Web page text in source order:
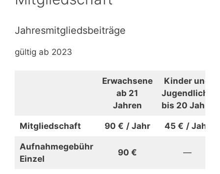
Jahresmitgliedsbeiträge
gültig ab 2023
Erwachsene
ab 21
Jahren
Kinder und
Jugendliche
bis 20 Jahre
Mitgliedschaft 90 € / Jahr 45 € / Jahr
Aufnahmegebühr
Einzel
90 € —